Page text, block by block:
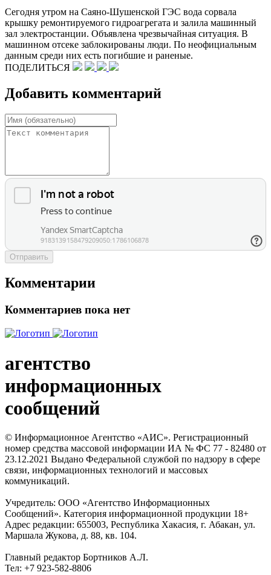
Сегодня утром на Саяно-Шушенской ГЭС вода сорвала
крышку ремонтируемого гидроагрегата и залила машинный
зал электростанции. Объявлена чрезвычайная ситуация. В
машинном отсеке заблокированы люди. По неофициальным
данным среди них есть погибшие и раненые.
ПОДЕЛИТЬСЯ
Добавить комментарий
Отправить
Комментарии
Комментариев пока нет
агентство
информационных
сообщений
© Информационное Агентство «АИС». Регистрационный
номер средства массовой информации ИА № ФС 77 - 82480 от
23.12.2021 Выдано Федеральной службой по надзору в сфере
связи, информационных технологий и массовых
коммуникаций.
Учредитель: ООО «Агентство Информационных
Сообщений». Категория информационной продукции 18+
Адрес редакции: 655003, Республика Хакасия, г. Абакан, ул.
Маршала Жукова, д. 88, кв. 104.
Главный редактор Бортников А.Л.
Тел: +7 923-582-8806